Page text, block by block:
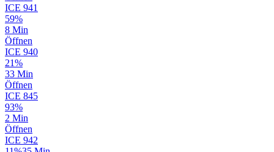
ICE 941
59%
8 Min
Öffnen
ICE 940
21%
33 Min
Öffnen
ICE 845
93%
2 Min
Öffnen
ICE 942